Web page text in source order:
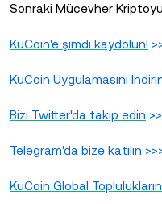
Sonraki Mücevher
KuCoin'e şimdi kaydolun!
KuCoin Uygulamasını
Bizi Twitter'da takip edin
Telegram'da bize katılın
KuCoin Global